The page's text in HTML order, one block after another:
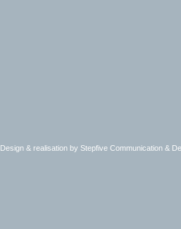
Design & realisation by Stepfive Communication &